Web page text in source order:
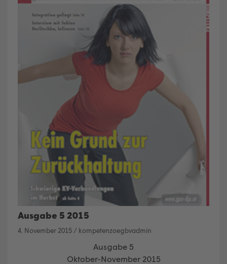
Ausgabe 5 2015
4. November 2015 / kompetenzoegbvadmin
Ausgabe 5
Oktober-November 2015